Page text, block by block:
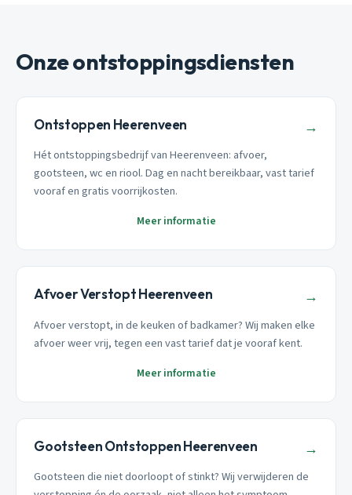
Onze ontstoppingsdiensten
Ontstoppen Heerenveen →
Hét ontstoppingsbedrijf van Heerenveen: afvoer,
gootsteen, wc en riool. Dag en nacht bereikbaar, vast tarief
vooraf en gratis voorrijkosten.
Meer informatie
Afvoer Verstopt Heerenveen →
Afvoer verstopt, in de keuken of badkamer? Wij maken elke
afvoer weer vrij, tegen een vast tarief dat je vooraf kent.
Meer informatie
Gootsteen Ontstoppen Heerenveen →
Gootsteen die niet doorloopt of stinkt? Wij verwijderen de